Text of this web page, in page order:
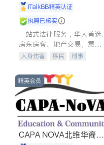
iTalkBB精英认证
执照已核实
一站式法律服务，华人首选.
房东房客、地产交易、意外
伤害、车祸重伤、商业诉
建筑合同、刑事案件全包办
人身伤害 移民
刑事
信托/遗嘱
商业
索赔
律师-其它 保释
精英会员
CAPA NOVA北维华裔家